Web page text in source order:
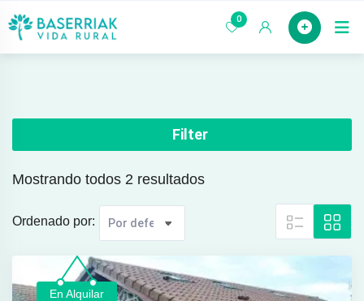
saltar
0
Filter
Mostrando todos 2 resultados
Ordenado por:
En Alquilar